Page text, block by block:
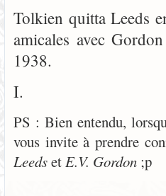
Tolkien quitta Leeds
amicales avec
1938.
I.
PS : Bien entendu,
vous invite à prendre
LeedsetE.V. Gordon ;p